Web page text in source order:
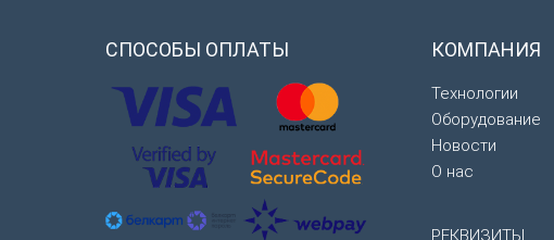
СПОСОБЫ ОПЛАТЫ КОМПАНИЯ
Технологии
Оборудование
Новости
О нас
РЕКВИЗИТЫ